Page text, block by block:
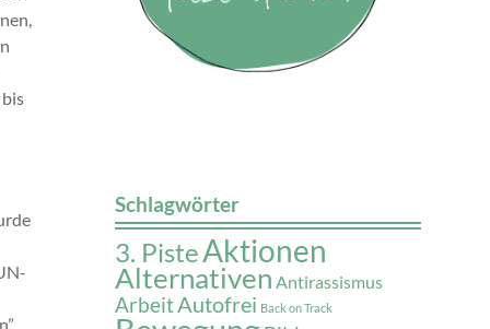
Schlagwörter
3. PisteAktionen
Alternativen Antirassismus
ArbeitAutofrei Back on Track